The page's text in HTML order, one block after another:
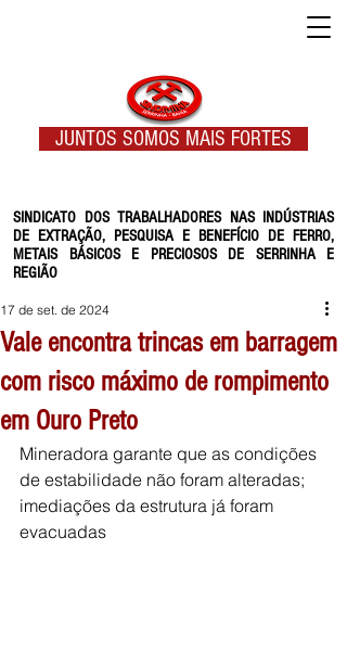
SINDICATO DOS TRABALHADORES NAS INDÚSTRIAS
DE EXTRAÇÃO, PESQUISA E BENEFÍCIO DE FERRO,
METAIS BÁSICOS E PRECIOSOS DE SERRINHA E
REGIÃO
JUNTOS SOMOS MAIS FORTES
Vale encontra trincas em barragem
com risco máximo de rompimento
em Ouro Preto
17 de set. de 2024
Mineradora garante que as condições
de estabilidade não foram alteradas;
imediações da estrutura já foram
evacuadas